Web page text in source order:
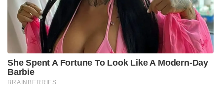
She Spent A Fortune To Look Like A Modern-Day
Barbie
BRAINBERRIES